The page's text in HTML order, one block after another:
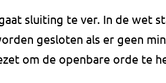
sluiting te ver. In de wet
gesloten als er geen
om de openbare orde te